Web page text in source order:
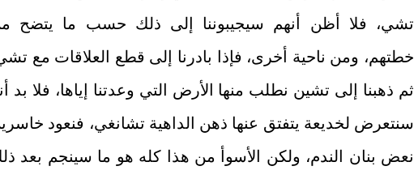
تشي، فلا أظن أنهم سيجيبوننا إلى ذلك حسب ما يتضح
خطتهم، ومن ناحية أخرى، فإذا بادرنا إلى قطع العلاقات مع
ثم ذهبنا إلى تشين نطلب منها الأرض التي وعدتنا إياها، فلا بد
سنتعرض لخديعة يتفتق عنها ذهن الداهية تشانغي، فنعود
نعض بنان الندم، ولكن الأسوأ من هذا كله هو ما سينجم بعد